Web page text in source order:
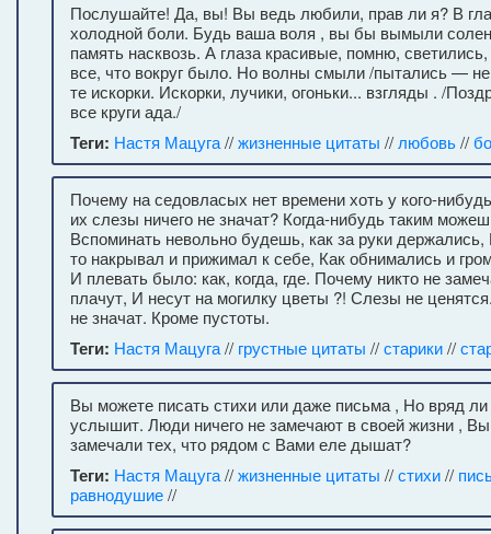
Послушайте! Да, вы! Вы ведь любили, прав ли я? В
холодной боли. Будь ваша воля , вы бы вымыли
память насквозь. А глаза красивые, помню,
все, что вокруг было. Но волны смыли /пытались —
те искорки. Искорки, лучики, огоньки... взгляды . /
все круги ада./
Теги: Настя Мацуга//жизненные цитаты // любовь//
Почему на седовласых нет времени хоть у кого-
их слезы ничего не значат? Когда-нибудь таким
Вспоминать невольно будешь, как за руки держались,
то накрывал и прижимал к себе, Как обнимались и
И плевать было: как, когда, где. Почему никто не
плачут, И несут на могилку цветы ?! Слезы не
не значат. Кроме пустоты.
Теги: Настя Мацуга// грустные цитаты //старики//
Вы можете писать стихи или даже письма , Но вряд ли
услышит. Люди ничего не замечают в своей жизни ,
замечали тех, что рядом с Вами еле дышат?
Теги: Настя Мацуга//жизненные цитаты //стихи//
равнодушие//